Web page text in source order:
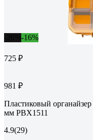
-16%
725 ₽
981 ₽
Пластиковый
мм PBX1511
4.9(29)